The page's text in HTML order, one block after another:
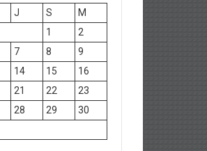
J S
M
1
2
7 8
9
14 15
16
21 22
23
28 29
30